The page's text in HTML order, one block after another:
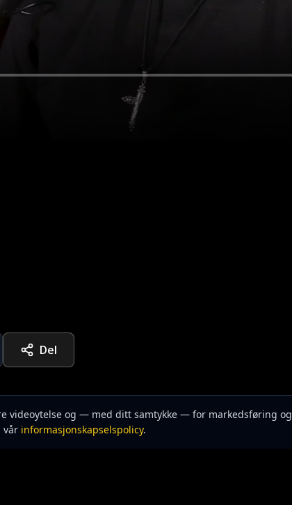
Del
videoytelse og — med ditt samtykke — for markedsføring og
vår informasjonskapselspolicy.